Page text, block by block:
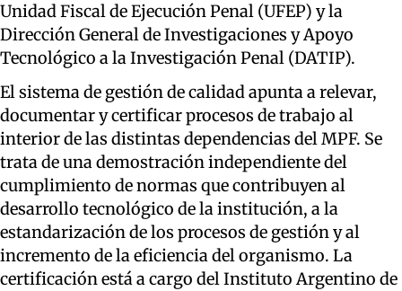
Unidad Fiscal de Ejecución Penal (UFEP) y la
Dirección General de Investigaciones y Apoyo
Tecnológico a la Investigación Penal (DATIP).
El sistema de gestión de calidad apunta a relevar,
documentar y certificar procesos de trabajo al
interior de las distintas dependencias del MPF. Se
trata de una demostración independiente del
cumplimiento de normas que contribuyen al
desarrollo tecnológico de la institución, a la
estandarización de los procesos de gestión y al
incremento de la eficiencia del organismo. La
certificación está a cargo del Instituto Argentino de